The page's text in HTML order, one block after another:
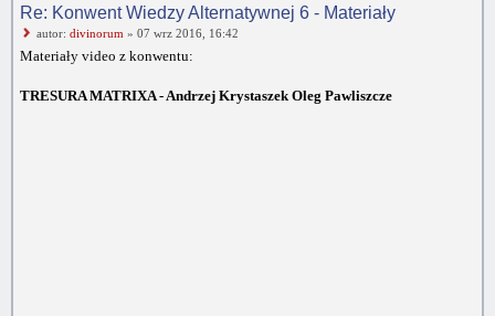
Re: Konwent Wiedzy Alternatywnej 6 - Materiały
autor: divinorum » 07 wrz 2016, 16:42
Materiały video z konwentu:
TRESURA MATRIXA - Andrzej Krystaszek Oleg Pawliszcze